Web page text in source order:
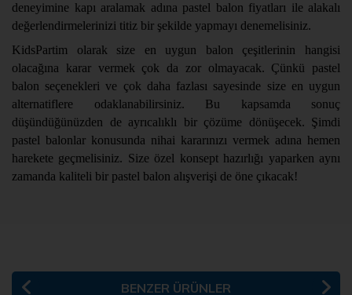
deneyimine kapı aralamak adına pastel balon fiyatları ile alakalı
değerlendirmelerinizi titiz bir şekilde yapmayı denemelisiniz.
KidsPartim olarak size en uygun balon çeşitlerinin hangisi
olacağına karar vermek çok da zor olmayacak. Çünkü pastel
balon seçenekleri ve çok daha fazlası sayesinde size en uygun
alternatiflere odaklanabilirsiniz. Bu kapsamda sonuç
düşündüğünüzden de ayrıcalıklı bir çözüme dönüşecek. Şimdi
pastel balonlar konusunda nihai kararınızı vermek adına hemen
harekete geçmelisiniz. Size özel konsept hazırlığı yaparken aynı
zamanda kaliteli bir pastel balon alışverişi de öne çıkacak!
BENZER ÜRÜNLER